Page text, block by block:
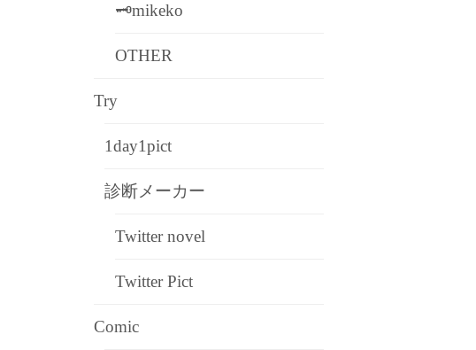
🗝mikeko
OTHER
Try
1day1pict
診断メーカー
Twitter novel
Twitter Pict
Comic